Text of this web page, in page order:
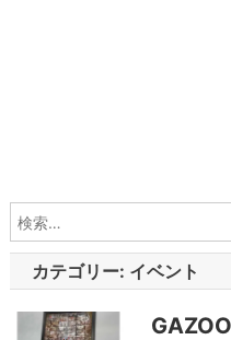
カテゴリー: イベント